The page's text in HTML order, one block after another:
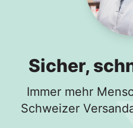
Sicher,
Immer mehr
Schweizer